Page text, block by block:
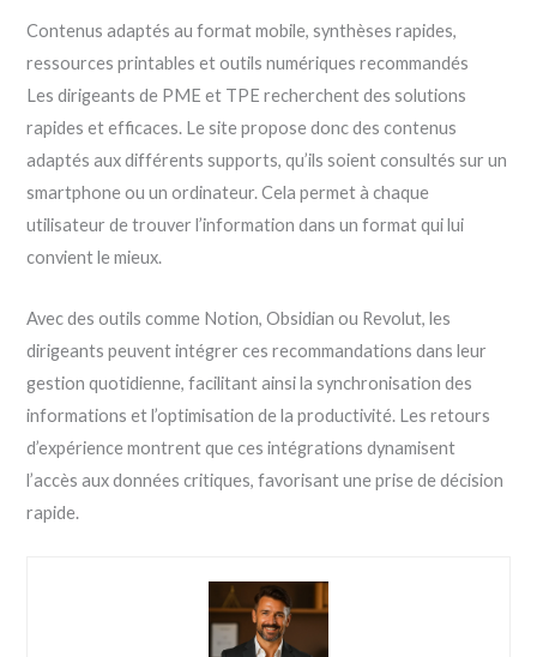
Contenus adaptés au format mobile, synthèses rapides,
ressources printables et outils numériques recommandés
Les dirigeants de PME et TPE recherchent des solutions
rapides et efficaces. Le site propose donc des contenus
adaptés aux différents supports, qu’ils soient consultés sur un
smartphone ou un ordinateur. Cela permet à chaque
utilisateur de trouver l’information dans un format qui lui
convient le mieux.
Avec des outils comme Notion, Obsidian ou Revolut, les
dirigeants peuvent intégrer ces recommandations dans leur
gestion quotidienne, facilitant ainsi la synchronisation des
informations et l’optimisation de la productivité. Les retours
d’expérience montrent que ces intégrations dynamisent
l’accès aux données critiques, favorisant une prise de décision
rapide.